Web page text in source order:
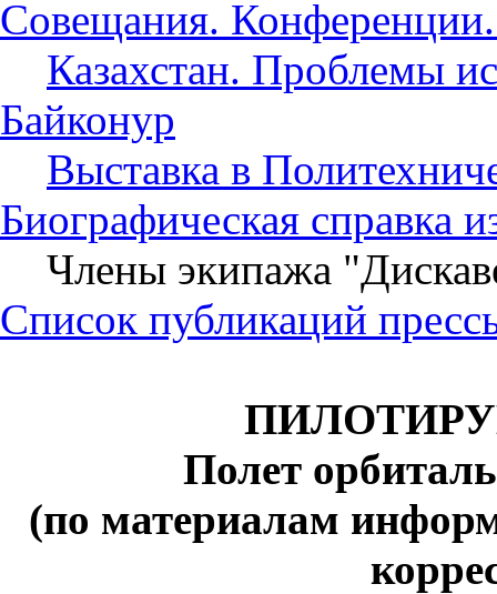
Совещания.
Казахстан. Проблемы
Байконур
Выставка в
Биографическая справка
Члены экипажа
Список публикаций
Полет
(по материалам